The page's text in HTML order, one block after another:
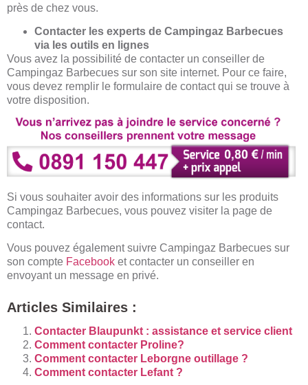
près de chez vous.
Contacter les experts de Campingaz Barbecues
via les outils en lignes
Vous avez la possibilité de contacter un conseiller de
Campingaz Barbecues sur son site internet. Pour ce faire,
vous devez remplir le formulaire de contact qui se trouve à
votre disposition.
Si vous souhaiter avoir des informations sur les produits
Campingaz Barbecues, vous pouvez visiter la page de
contact.
Vous pouvez également suivre Campingaz Barbecues sur
son compte Facebook et contacter un conseiller en
envoyant un message en privé.
Articles Similaires :
Contacter Blaupunkt : assistance et service client
Comment contacter Proline?
Comment contacter Leborgne outillage ?
Comment contacter Lefant ?